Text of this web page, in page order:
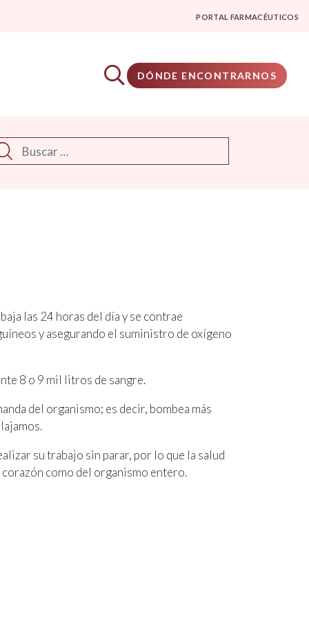
PORTAL FARMACÉUTICOS
DÓNDE ENCONTRARNOS
las 24 horas del día y se contrae
y asegurando el suministro de oxígeno
8 o 9 mil litros de sangre.
del organismo; es decir, bombea más
su trabajo sin parar, por lo que la salud
como del organismo entero.